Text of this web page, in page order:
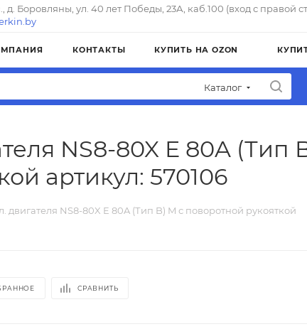
Боровляны, ул. 40 лет Победы, 23А, каб.100 (вход с правой
КОНТАКТЫ КУПИТЬ НА OZON
Каталог
NS8-80X E 80A (Тип
артикул: 570106
двигателя NS8-80X E 80A (Тип B) M с поворотной рукояткой
СРАВНИТЬ